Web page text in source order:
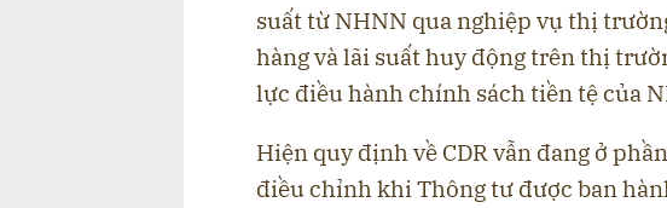
suất từ NHNN qua nghiệp vụ thị
hàng và lãi suất huy động trên thị
lực điều hành chính sách tiền tệ của
Hiện quy định về CDR vẫn đang ở
điều chỉnh khi Thông tư được ban